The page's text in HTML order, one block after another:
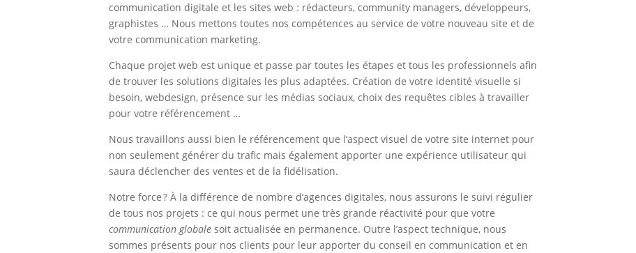
communication digitale et les sites web : rédacteurs, community managers, développeurs,
graphistes … Nous mettons toutes nos compétences au service de votre nouveau site et de
votre communication marketing.
Chaque projet web est unique et passe par toutes les étapes et tous les professionnels afin
de trouver les solutions digitales les plus adaptées. Création de votre identité visuelle si
besoin, webdesign, présence sur les médias sociaux, choix des requêtes cibles à travailler
pour votre référencement …
Nous travaillons aussi bien le référencement que l’aspect visuel de votre site internet pour
non seulement générer du trafic mais également apporter une expérience utilisateur qui
saura déclencher des ventes et de la fidélisation.
Notre force ? À la différence de nombre d’agences digitales, nous assurons le suivi régulier
de tous nos projets : ce qui nous permet une très grande réactivité pour que votre
communication globale soit actualisée en permanence. Outre l’aspect technique, nous
sommes présents pour nos clients pour leur apporter du conseil en communication et en